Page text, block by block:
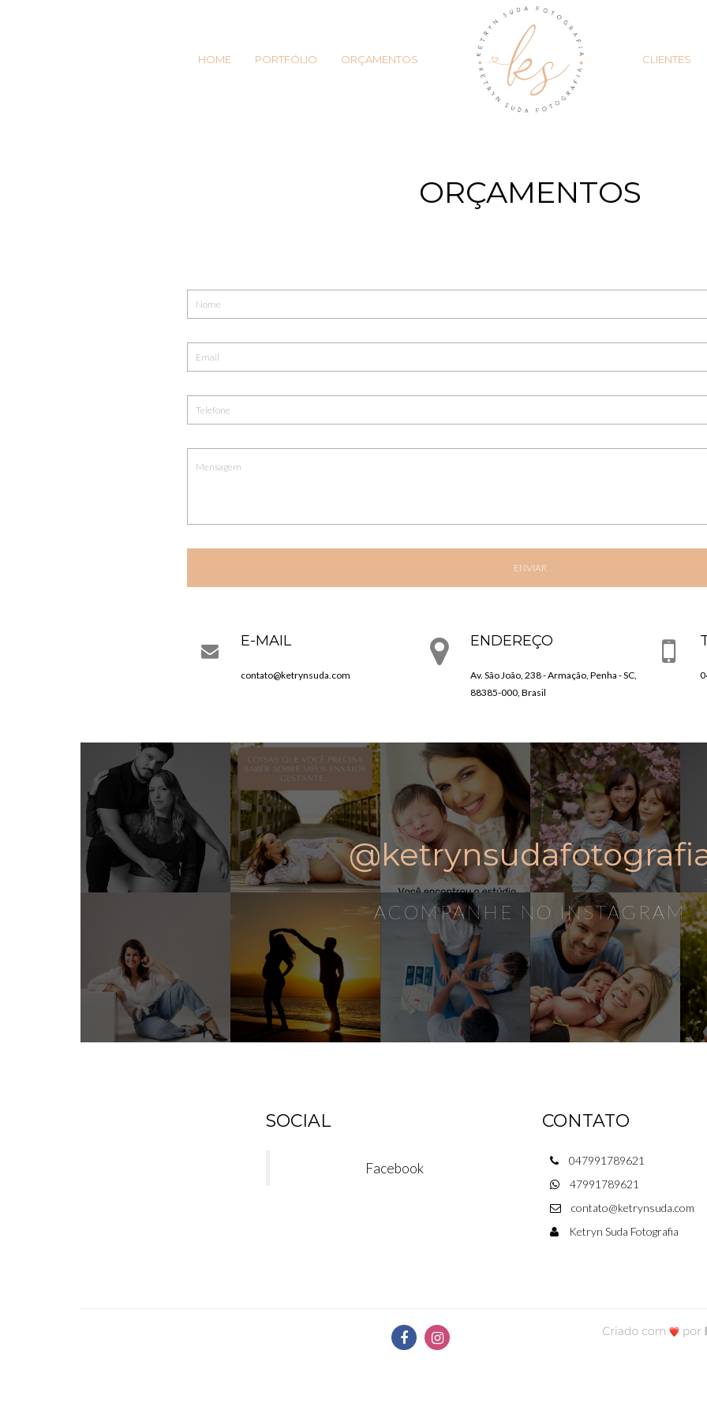
HOME PORTFÓLIO ORÇAMENTOS CLIENTES
ORÇAMENTOS
ENVIAR
E-MAIL
contato@ketrynsuda.com
ENDEREÇO
Av. São João, 238 - Armação, Penha - SC,
88385-000, Brasil
ACOMPANHE NO INSTAGRAM
SOCIAL
Facebook
CONTATO
047991789621
47991789621
contato@ketrynsuda.com
Ketryn Suda Fotografia